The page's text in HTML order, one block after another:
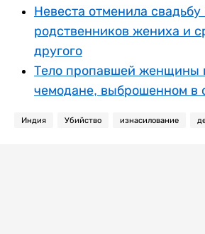
Невеста отменила свадьбу
родственников жениха и
другого
Тело пропавшей женщины
чемодане, выброшенном в
Индия Убийство изнасилование